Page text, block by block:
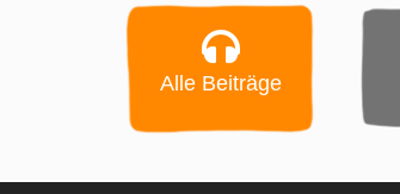
Alle Beiträge